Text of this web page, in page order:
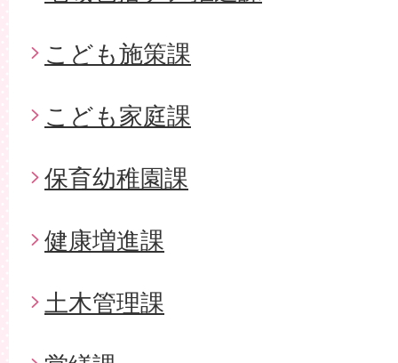
こども施策課
こども家庭課
保育幼稚園課
健康増進課
土木管理課